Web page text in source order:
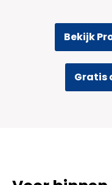
Bekijk
Gratis